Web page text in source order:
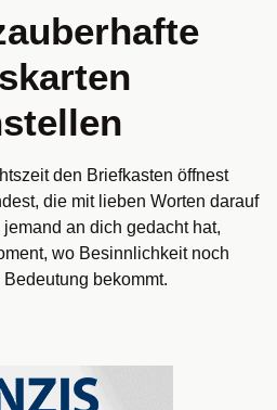
den Briefkasten öffnest
die mit lieben Worten darauf
an dich gedacht hat,
wo Besinnlichkeit noch
bekommt.